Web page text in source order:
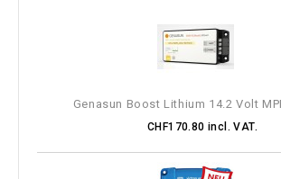
Genasun Boost Lithium 14.2 Volt
CHF170.80 incl. VAT.